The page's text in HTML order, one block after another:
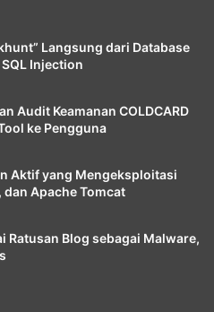
Langsung dari Database
Injection
Audit Keamanan COLDCARD
ke Pengguna
Aktif yang Mengeksploitasi
Apache Tomcat
Ratusan Blog sebagai Malware,